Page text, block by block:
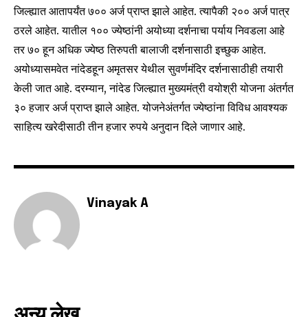
Join our community of
SUBSCRIBERS and be part of the
conversation.
To subscribe, simply enter your email address on our website
or click the subscribe button below. Don't worry, we respect
your privacy and won't spam your inbox. Your information is
safe with us.
I've read and accept the
6,300
जिल्ह्यात आतापर्यंत ७०० अर्ज प्राप्त झाले आहेत. त्यापैकी २०० अर्ज पात्र
ठरले आहेत. यातील १०० ज्येष्ठांनी अयोध्या दर्शनाचा पर्याय निवडला आहे
तर ७० हून अधिक ज्येष्ठ तिरुपती बालाजी दर्शनासाठी इच्छुक आहेत.
अयोध्यासमवेत नांदेडहून अमृतसर येथील सुवर्णमंदिर दर्शनासाठीही तयारी
केली जात आहे. दरम्यान, नांदेड जिल्ह्यात मुख्यमंत्री वयोश्री योजना अंतर्गत
३० हजार अर्ज प्राप्त झाले आहेत. योजनेअंतर्गत ज्येष्ठांना विविध आवश्यक
साहित्य खरेदीसाठी तीन हजार रुपये अनुदान दिले जाणार आहे.
Vinayak A